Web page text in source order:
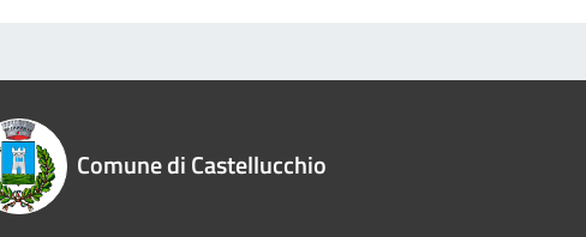
Comune di Castellucchio